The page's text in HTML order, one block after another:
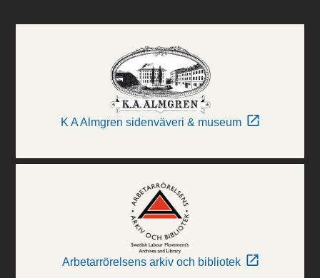
K A Almgren sidenväveri & museum
Arbetarrörelsens arkiv och bibliotek